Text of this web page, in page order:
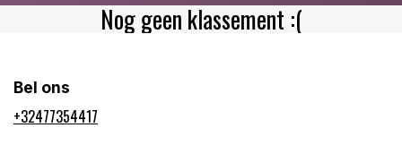
Nog geen klassement :(
Bel ons
+32477354417​